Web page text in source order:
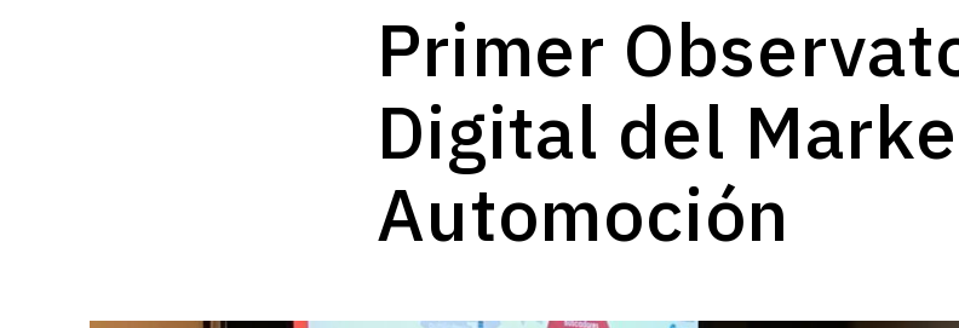
Primer
Digital del
Automoción